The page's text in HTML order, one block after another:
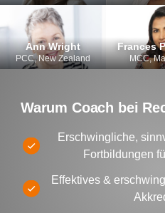
Ann Wright
PCC, New Zealand
Frances
MCC,
Warum Coach bei
Erschwingliche,
Fortbildungen
Effektives &